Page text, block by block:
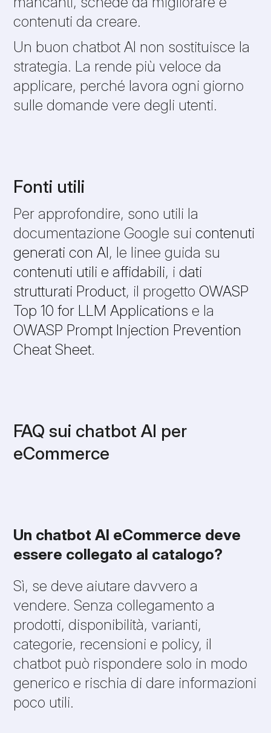
contenuti da creare.
Un buon chatbot AI non sostituisce la
strategia. La rende più veloce da
applicare, perché lavora ogni giorno
sulle domande vere degli utenti.
Fonti utili
Per approfondire, sono utili la
documentazione Google suicontenuti
generati con AI, le linee guida su
contenuti utili e affidabili, idati
strutturati Product, il progetto OWASP
Top 10 for LLM Applications e la
OWASP Prompt Injection Prevention
Cheat Sheet.
FAQ sui chatbot AI per
eCommerce
Un chatbot AI eCommerce deve
essere collegato al catalogo?
Sì, se deve aiutare davvero a
vendere. Senza collegamento a
prodotti, disponibilità, varianti,
categorie, recensioni e policy, il
chatbot può rispondere solo in modo
generico e rischia di dare informazioni
poco utili.